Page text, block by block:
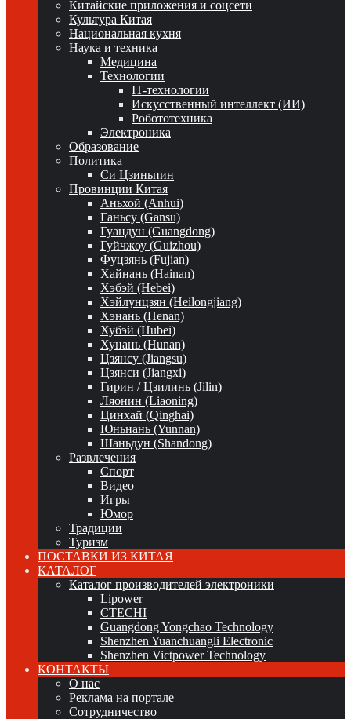
Китайские приложения и соцсети
Культура Китая
Национальная кухня
Наука и техника
Медицина
Технологии
IT-технологии
Искусственный интеллект (ИИ)
Робототехника
Электроника
Образование
Политика
Си Цзиньпин
Провинции Китая
Аньхой (Anhui)
Ганьсу (Gansu)
Гуандун (Guangdong)
Гуйчжоу (Guizhou)
Фуцзянь (Fujian)
Хайнань (Hainan)
Хэбэй (Hebei)
Хэйлунцзян (Heilongjiang)
Хэнань (Henan)
Хубэй (Hubei)
Хунань (Hunan)
Цзянсу (Jiangsu)
Цзянси (Jiangxi)
Гирин / Цзилинь (Jilin)
Ляонин (Liaoning)
Цинхай (Qinghai)
Юньнань (Yunnan)
Шаньдун (Shandong)
Развлечения
Спорт
Видео
Игры
Юмор
Традиции
Туризм
ПОСТАВКИ ИЗ КИТАЯ
КАТАЛОГ
Каталог производителей электроники
Lipower
CTECHI
Guangdong Yongchao Technology
Shenzhen Yuanchuangli Electronic
Shenzhen Victpower Technology
КОНТАКТЫ
О нас
Реклама на портале
Сотрудничество